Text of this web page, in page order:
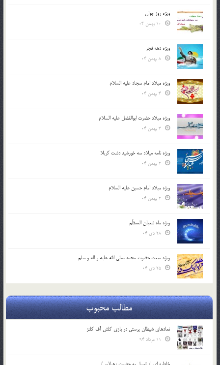
ویژه روز جوان
ویژه دهه فجر
ویژه میلاد امام سجاد علیه السلام
ویژه میلاد حضرت ابوالفضل علیه السلام
ویژه نامه میلاد سه خورشید دشت کربلا
ویژه میلاد امام حسین علیه السلام
ویژه ماه شعبان المعظّم
ویژه مبعث حضرت محمد صلی الله علیه و اله و سلم
مطالب محبوب
نمادهای شیطان پرستی در بازی کلش آف کلنز